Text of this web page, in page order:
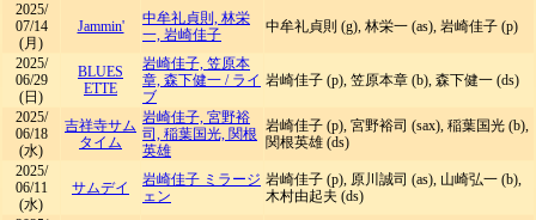
2025/
07/14
(月)
Jammin'
中牟礼貞則, 林栄
一, 岩崎佳子
中牟礼貞則 (g), 林栄一 (as), 岩崎佳子 (p)
2025/
06/29
(日)
BLUES
ETTE
岩崎佳子, 笠原本
章, 森下健一 / ライ
ブ
岩崎佳子 (p), 笠原本章 (b), 森下健一 (ds)
2025/
06/18
(水)
吉祥寺サム
タイム
岩崎佳子, 宮野裕
司, 稲葉国光, 関根
英雄
岩崎佳子 (p), 宮野裕司 (sax), 稲葉国光 (b),
関根英雄 (ds)
2025/
06/11
(水)
サムデイ
岩崎佳子 ミラージ
ェン
岩崎佳子 (p), 原川誠司 (as), 山崎弘一 (b),
木村由起夫 (ds)